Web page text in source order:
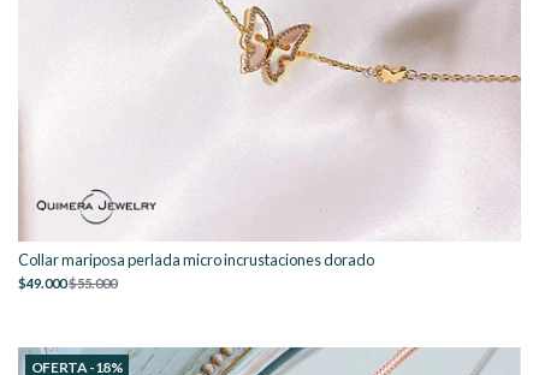
Collar mariposa perlada micro incrustaciones dorado
$49.000$55.000
OFERTA -18%